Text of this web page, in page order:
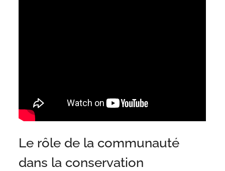
Le rôle de la communauté
dans la conservation